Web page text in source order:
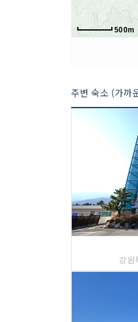
500m
주변 숙소 (가까
강원